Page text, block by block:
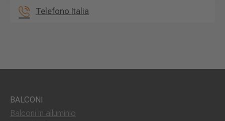
Telefono Italia
BALCONI
Balconi in alluminio